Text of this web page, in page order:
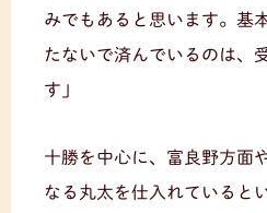
みでもあると思います。基
たないで済んでいるのは、
す」
十勝を中心に、富良野方面
なる丸太を仕入れていると